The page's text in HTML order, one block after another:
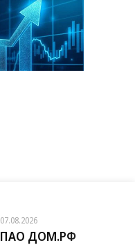
07.08.2026
ПАО ДОМ.РФ